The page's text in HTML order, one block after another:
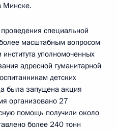
Минске.
специальной
масштабным вопросом
уполномоченных
адресной гуманитарной
детских
была запущена акция
организовано 27
помощь получили около
более 240 тонн